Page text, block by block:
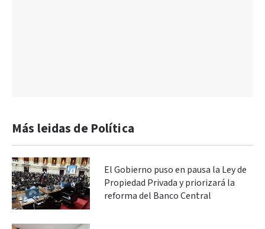
Más leidas de Política
El Gobierno puso en pausa la Ley de
Propiedad Privada y priorizará la
reforma del Banco Central